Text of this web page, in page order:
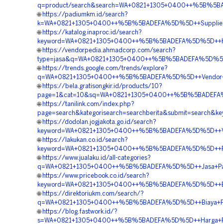
q=product/
🌐 https://padiumkm.id/search?
🌐 https://katalog.inaproc.id/search?
🌐 https://vendorpedia.ahmadcorp.com/search?
🌐 https://trends.google.com/trends/explore?
🌐 https://bela.gratisongkir.id/products/10?
🌐 https://tanilink.com/index.php?
🌐 https://dodolan.jogjakota.go.id/search?
🌐 https://lakukan.co.id/search?
🌐 https://www.jualaku.id/all-categories?
🌐 https://www.pricebook.co.id/search?
🌐 https://direktoriukm.com/search/?
🌐 https://blog.fastwork.id/?